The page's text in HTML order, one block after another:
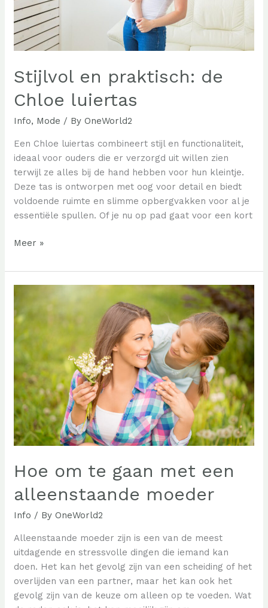
verkleedfeestje
Stijlvol en praktisch: de
Chloe luiertas
Info, Mode / ByOneWorld2
Een Chloe luiertas combineert stijl en functionaliteit,
ideaal voor ouders die er verzorgd uit willen zien
terwijl ze alles bij de hand hebben voor hun kleintje.
Deze tas is ontworpen met oog voor detail en biedt
voldoende ruimte en slimme opbergvakken voor al je
essentiële spullen. Of je nu op pad gaat voor een kort
Stijlvol
praktisch:
de
Chloe
luiertas
Meer »
Hoe om te gaan met een
alleenstaande moeder
Info / ByOneWorld2
Alleenstaande moeder zijn is een van de meest
uitdagende en stressvolle dingen die iemand kan
doen. Het kan het gevolg zijn van een scheiding of het
overlijden van een partner, maar het kan ook het
gevolg zijn van de keuze om alleen op te voeden. Wat